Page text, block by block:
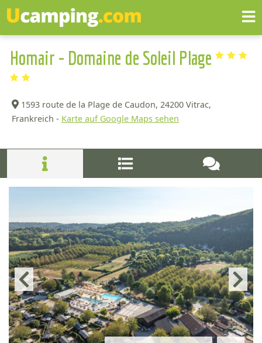
Homair - Domaine de Soleil Plage
1593 route de la Plage de Caudon, 24200 Vitrac,
Frankreich - Karte auf Google Maps sehen